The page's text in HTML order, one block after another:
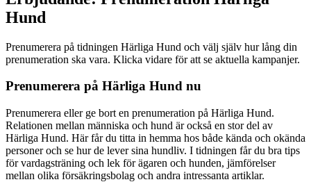
Hund
Prenumerera på tidningen Härliga Hund och välj själv hur lång din
prenumeration ska vara. Klicka vidare för att se aktuella kampanjer.
Prenumerera på Härliga Hund nu
Prenumerera eller ge bort en prenumeration på Härliga Hund.
Relationen mellan människa och hund är också en stor del av
Härliga Hund. Här får du titta in hemma hos både kända och okända
personer och se hur de lever sina hundliv. I tidningen får du bra tips
för vardagsträning och lek för ägaren och hunden, jämförelser
mellan olika försäkringsbolag och andra intressanta artiklar.